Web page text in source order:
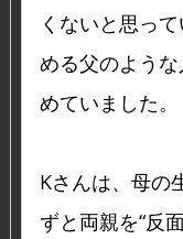
くないと思っ
める父のよう
めていました。
Kさんは、母の
ずと両親を“反